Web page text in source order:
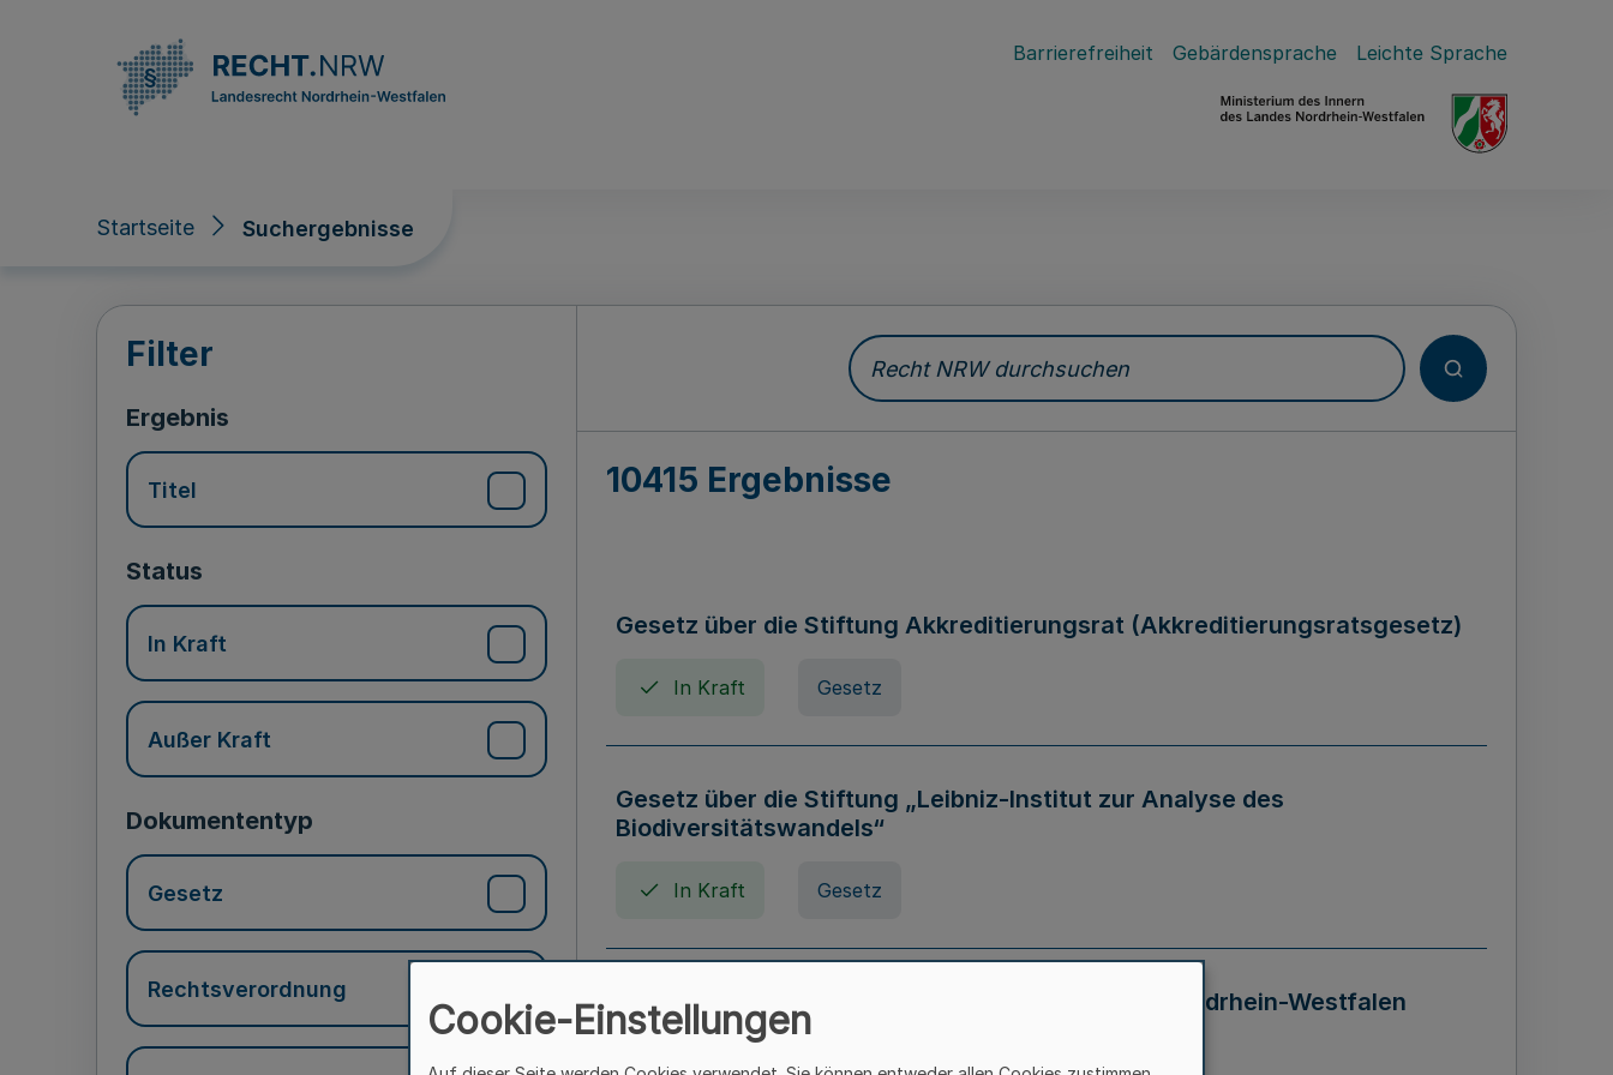
Barrierefreiheit Gebärdensprache Leichte Sprache
Startseite Suchergebnisse
Suchergebnisse
Filter
Ergebnis
Titel
Status
In Kraft
Außer Kraft
Dokumententyp
Gesetz
Rechtsverordnung
Recht NRW durchsuchen
10415 Ergebnisse
Gesetz über die Stiftung Akkreditierungsrat (Akkreditierungsratsgesetz)
In Kraft Gesetz
Gesetz über die Stiftung „Leibniz-Institut zur Analyse des
Biodiversitätswandels“
In Kraft Gesetz
Gesetz über die Kunsthochschulen des Landes Nordrhein-Westfalen
(Kunsthochschulgesetz - KunstHG)
Cookie-Einstellungen